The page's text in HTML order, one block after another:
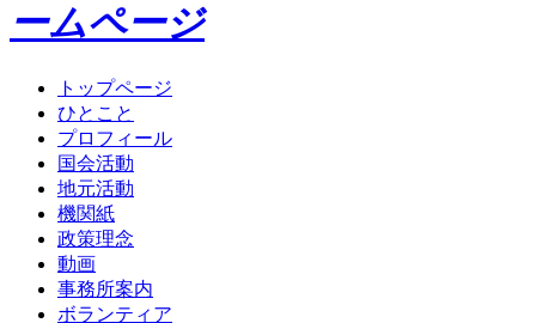
ームページ
トップページ
ひとこと
プロフィール
国会活動
地元活動
機関紙
政策理念
動画
事務所案内
ボランティア